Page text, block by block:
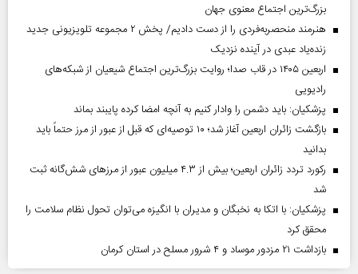
بزرگ‌ترین اجتماع معنوی جهان
هنرمند منحصر‌به‌فردی را از دست دادیم/ پخش ۲ مجموعه تلویزیونی جدید
زنده‌یاد عبدی در آینده نزدیک
اربعین ۱۴۰۵ در قاب صدا؛ روایت بزرگ‌ترین اجتماع شیعیان از شبکه‌های
رادیویی
پزشکیان: باید دشمن را وادار کنیم به آنچه امضا کرده پایبند بماند
بازگشت زائران اربعین آغاز شد؛ ۱۰ توصیه‌ای که قبل از عبور از مرز حتماً باید
بدانید
رکورد تردد زائران اربعین؛ بیش از ۴.۳ میلیون عبور از مرزهای شش‌گانه ثبت
شد
پزشکیان: با اتکا به نخبگان و مدیران با انگیزه می‌توان تحول نظام سلامت را
محقق کرد
بازداشت ۲۱ مزدور موساد و ۴ شرور مسلح در استان کرمان